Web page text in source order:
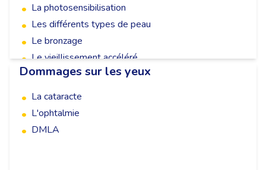
• La photosensibilisation
• Les différents types de peau
• Le bronzage
• Le vieillissement accéléré
• Le coup de soleil
Dommages sur les yeux
• La cataracte
• L'ophtalmie
• DMLA